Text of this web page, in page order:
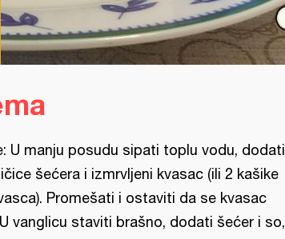
U manju posudu sipati toplu vodu, dodati
šećera i izmrvljeni kvasac (ili 2 kašike
Promešati i ostaviti da se kvasac
vanglicu staviti brašno, dodati šećer i so,